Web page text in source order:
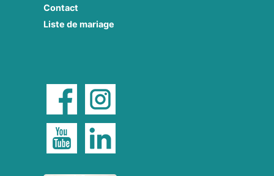
Contact
Liste de mariage